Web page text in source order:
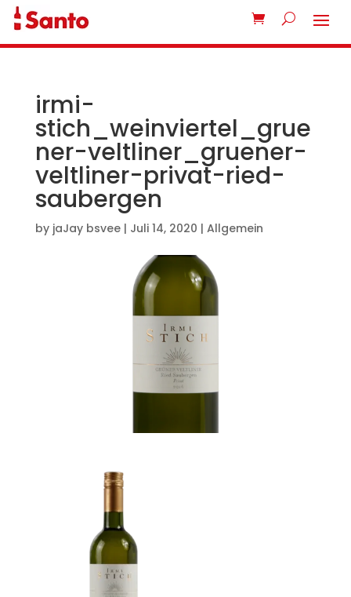
irmi-
stich_weinviertel_grue
ner-veltliner_gruener-
veltliner-privat-ried-
saubergen
by jaJay bsvee| Juli 14, 2020 | Allgemein